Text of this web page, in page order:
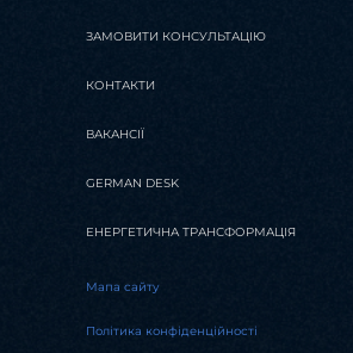
ЗАМОВИТИ КОНСУЛЬТАЦІЮ
КОНТАКТИ
ВАКАНСІЇ
GERMAN DESK
ЕНЕРГЕТИЧНА ТРАНСФОРМАЦІЯ
Мапа сайту
Політика конфіденційності